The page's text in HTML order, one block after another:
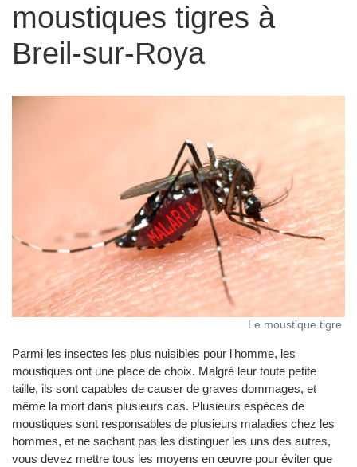
moustiques tigres à
Breil-sur-Roya
Le moustique tigre.
Parmi les insectes les plus nuisibles pour l'homme, les
moustiques ont une place de choix. Malgré leur toute petite
taille, ils sont capables de causer de graves dommages, et
même la mort dans plusieurs cas. Plusieurs espèces de
moustiques sont responsables de plusieurs maladies chez les
hommes, et ne sachant pas les distinguer les uns des autres,
vous devez mettre tous les moyens en œuvre pour éviter que